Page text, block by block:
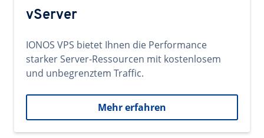
vServer
IONOS VPS bietet Ihnen die Performance
starker Server-Ressourcen mit kostenlosem
und unbegrenztem Traffic.
Mehr erfahren